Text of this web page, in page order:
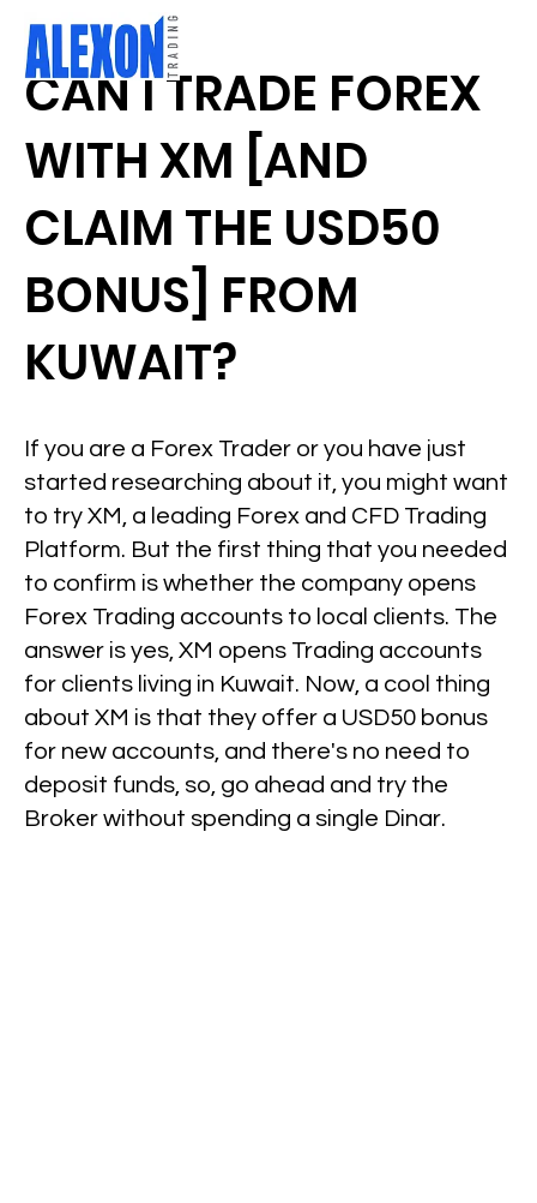
CAN I TRADE FOREX
WITH XM [AND
CLAIM THE USD50
BONUS] FROM
KUWAIT?
If you are a Forex Trader or you have just
started researching about it, you might want
to try XM, a leading Forex and CFD Trading
Platform. But the first thing that you needed
to confirm is whether the company opens
Forex Trading accounts to local clients. The
answer is yes, XM opens Trading accounts
for clients living in Kuwait. Now, a cool thing
about XM is that they offer a USD50 bonus
for new accounts, and there's no need to
deposit funds, so, go ahead and try the
Broker without spending a single Dinar.